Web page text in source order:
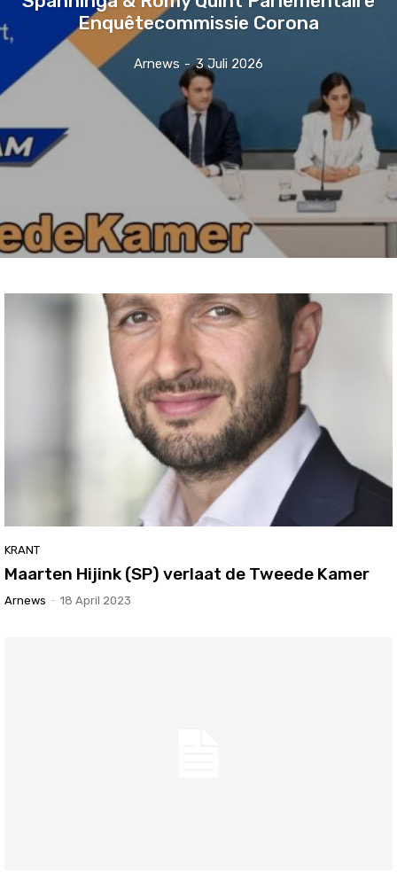
Enquêtecommissie Corona
Arnews - 3 Juli 2026
KRANT
Maarten Hijink (SP) verlaat de Tweede Kamer
Arnews - 18 April 2023